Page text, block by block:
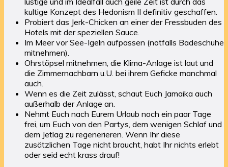
kultige Konzept des Hedonism II definitiv geschaffen.
Probiert das Jerk-Chicken an einer der Fressbuden des
Hotels mit der speziellen Sauce.
Im Meer vor See-Igeln aufpassen (notfalls Badeschuhe
mitnehmen).
Ohrstöpsel mitnehmen, die Klima-Anlage ist laut und
die Zimmernachbarn u.U. bei ihrem Geficke manchmal
auch.
Wenn es die Zeit zulässt, schaut Euch Jamaika auch
außerhalb der Anlage an.
Nehmt Euch nach Eurem Urlaub noch ein paar Tage
frei, um Euch von den Partys, dem wenigen Schlaf und
dem Jetlag zu regenerieren. Wenn Ihr diese
zusätzlichen Tage nicht braucht, habt Ihr nichts erlebt
oder seid echt krass drauf!